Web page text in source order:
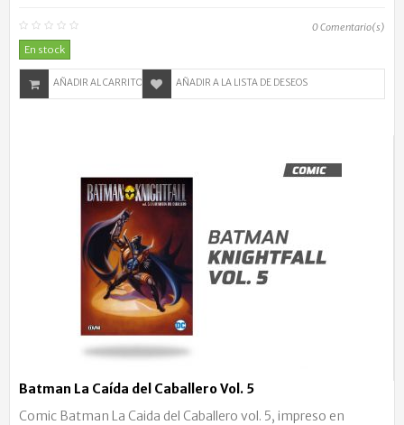
0Comentario(s)
En stock
AÑADIR AL CARRITO AÑADIR A LA LISTA DE DESEOS
Batman La Caída del Caballero Vol. 5
Comic Batman La Caida del Caballero vol. 5, impreso en